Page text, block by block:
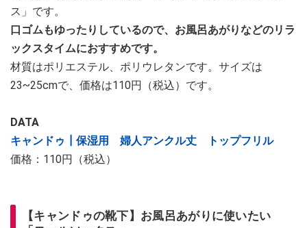
ス」です。
口ゴムもゆったりしているので、お風呂あがりなどのリラ
ックスタイムにおすすめです。
材質はポリエステル、ポリウレタンです。サイズは
23~25cmで、価格は110円（税込）です。
DATA
キャンドゥ┃保湿用 婦人アンクル丈 トップフリル
価格：110円（税込）
【キャンドゥの靴下】お風呂あがりに使いたい